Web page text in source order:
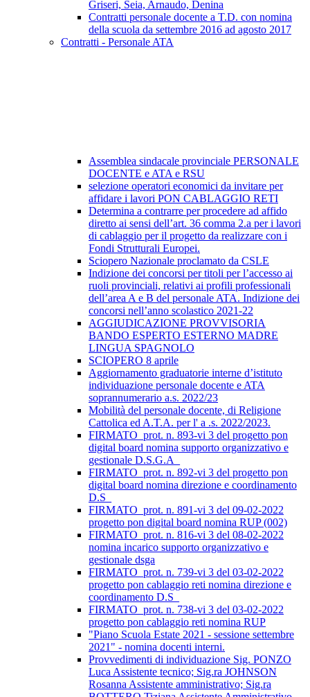
Griseri, Seia, Arnaudo, Denina
Contratti personale docente a T.D. con nomina
della scuola da settembre 2016 ad agosto 2017
Contratti - Personale ATA
Assemblea sindacale provinciale PERSONALE
DOCENTE e ATA e RSU
selezione operatori economici da invitare per
affidare i lavori PON CABLAGGIO RETI
Determina a contrarre per procedere ad affido
diretto ai sensi dell’art. 36 comma 2.a per i lavori
di cablaggio per il progetto da realizzare con i
Fondi Strutturali Europei.
Sciopero Nazionale proclamato da CSLE
Indizione dei concorsi per titoli per l’accesso ai
ruoli provinciali, relativi ai profili professionali
dell’area A e B del personale ATA. Indizione dei
concorsi nell’anno scolastico 2021-22
AGGIUDICAZIONE PROVVISORIA
BANDO ESPERTO ESTERNO MADRE
LINGUA SPAGNOLO
SCIOPERO 8 aprile
Aggiornamento graduatorie interne d’istituto
individuazione personale docente e ATA
soprannumerario a.s. 2022/23
Mobilità del personale docente, di Religione
Cattolica ed A.T.A. per l' a .s. 2022/2023.
FIRMATO_prot. n. 893-vi 3 del progetto pon
digital board nomina supporto organizzativo e
gestionale D.S.G.A_
FIRMATO_prot. n. 892-vi 3 del progetto pon
digital board nomina direzione e coordinamento
D.S_
FIRMATO_prot. n. 891-vi 3 del 09-02-2022
progetto pon digital board nomina RUP (002)
FIRMATO_prot. n. 816-vi 3 del 08-02-2022
nomina incarico supporto organizzativo e
gestionale dsga
FIRMATO_prot. n. 739-vi 3 del 03-02-2022
progetto pon cablaggio reti nomina direzione e
coordinamento D.S_
FIRMATO_prot. n. 738-vi 3 del 03-02-2022
progetto pon cablaggio reti nomina RUP
"Piano Scuola Estate 2021 - sessione settembre
2021" - nomina docenti interni.
Provvedimenti di individuazione Sig. PONZO
Luca Assistente tecnico; Sig.ra JOHNSON
Rosanna Assistente amministrativo; Sig.ra